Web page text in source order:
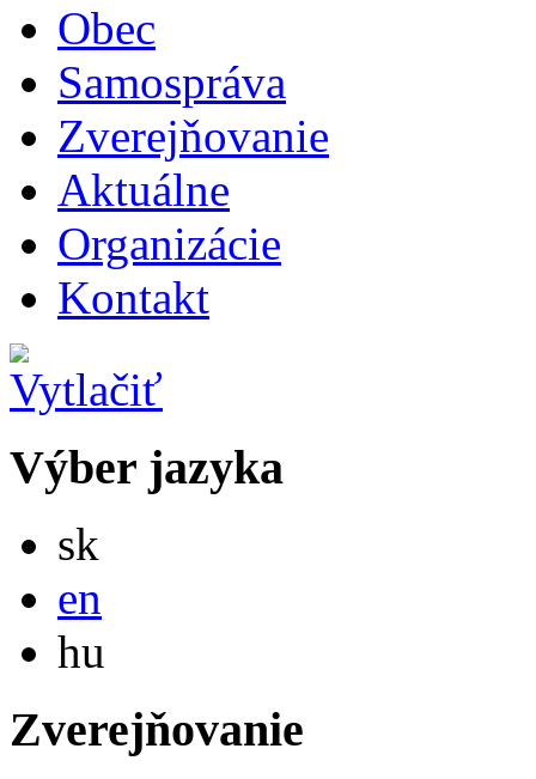
Obec
Samospráva
Zverejňovanie
Aktuálne
Organizácie
Kontakt
Výber jazyka
sk
en
hu
Zverejňovanie